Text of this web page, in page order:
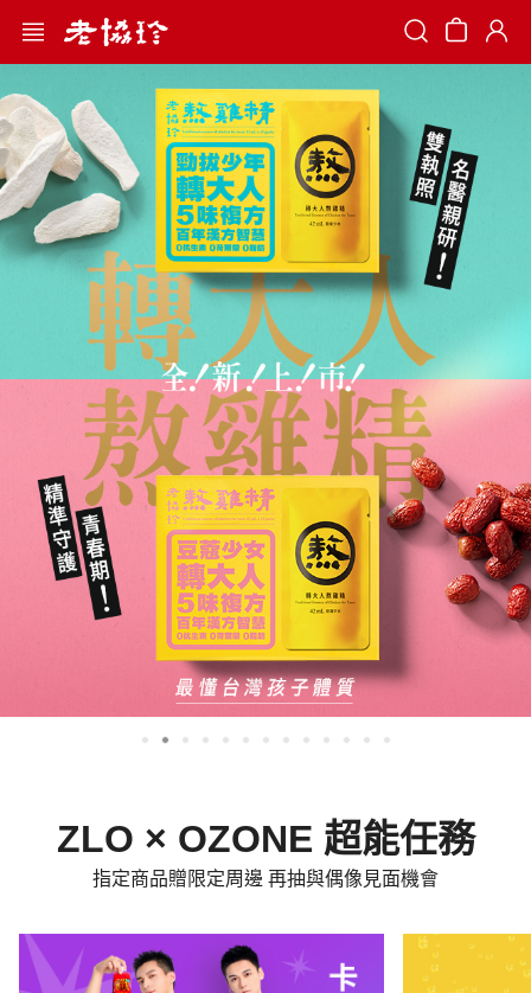
Search
ZLO × OZONE 超能任務
指定商品贈限定周邊 再抽與偶像見面機會